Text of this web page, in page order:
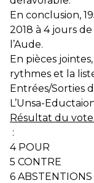
En conclusion,
2018 à 4 jours
l’Aude.
En pièces
rythmes et la
Entrées/Sorties
L’Unsa-
Résultat du
:
4 POUR
5 CONTRE
6 ABSTENTIONS